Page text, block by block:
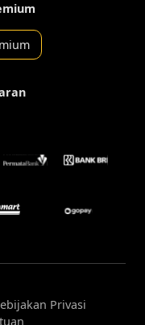
Privasi